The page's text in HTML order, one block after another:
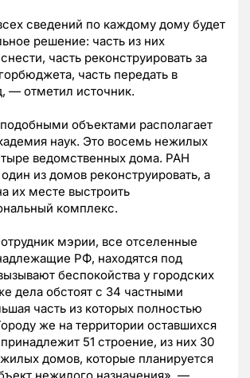
сведений по каждому дому будет
решение: часть из них
часть реконструировать за
часть передать в
— отметил источник.
объектами располагает
наук. Это восемь нежилых
ведомственных дома. РАН
из домов реконструировать, а
их месте выстроить
комплекс.
мэрии, все отселенные
РФ, находятся под
беспокойства у городских
дела обстоят с 34 частными
часть из которых полностью
же на территории оставшихся
51 строение, из них 30
домов, которые планируется